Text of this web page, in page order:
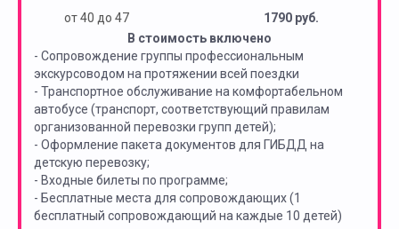
от 40 до 47
1790 руб.
В стоимость включено
- Сопровождение группы профессиональным
экскурсоводом на протяжении всей поездки
- Транспортное обслуживание на комфортабельном
автобусе (транспорт, соответствующий правилам
организованной перевозки групп детей);
- Оформление пакета документов для ГИБДД на
детскую перевозку;
- Входные билеты по программе;
- Бесплатные места для сопровождающих (1
бесплатный сопровождающий на каждые 10 детей)